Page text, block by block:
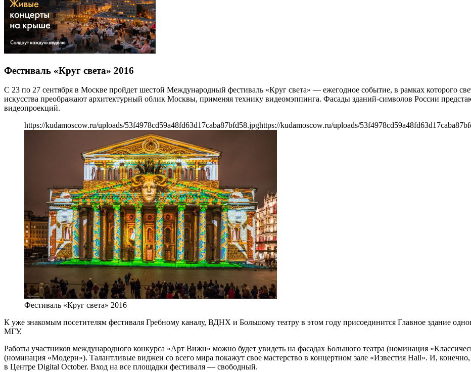
Фестиваль «Круг света» 2016
С 23 по 27 сентября в Москве пройдет шестой Международный фестиваль «Круг света» — ежегодное событие, в рамках которого
искусства преображают архитектурный облик Москвы, применяя технику видеомэппинга. Фасады зданий-символов России
видеопроекций.
https://kudamoscow.ru/uploads/53f4978cd59a48fd63d17caba87bfd58.jpghttps://kudamoscow.ru/uploads/
Фестиваль «Круг света» 2016
К уже знакомым посетителям фестиваля Гребному каналу, ВДНХ и Большому театру в этом году присоединится Главное здание
МГУ.
Работы участников международного конкурса «Арт Вижн» можно будет увидеть на фасадах Большого театра (номинация
(номинация «Модерн»). Талантливые виджеи со всего мира покажут свое мастерство в концертном зале «Известия Hall». И, конечно,
в Центре Digital October. Вход на все площадки фестиваля — свободный.